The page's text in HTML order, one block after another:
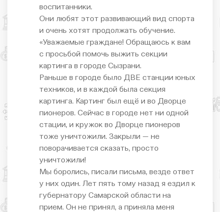
воспитанники.
Они любят этот развивающий вид спорта
и очень хотят продолжать обучение.
«Уважаемые граждане! Обращаюсь к вам
с просьбой помочь выжить секции
картинга в городе Сызрани.
Раньше в городе было ДВЕ станции юных
техников, и в каждой была секция
картинга. Картинг был ещё и во Дворце
пионеров. Сейчас в городе нет ни одной
стации, и кружок во Дворце пионеров
тоже уничтожили. Закрыли — не
поворачивается сказать, просто
уничтожили!
Мы боролись, писали письма, везде ответ
у них один. Лет пять тому назад я ездил к
губернатору Самарской области на
прием. Он не принял, а приняла меня